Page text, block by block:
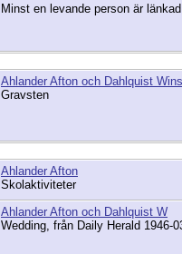
Minst en levande person är
Ahlander Afton och Dahlquist
Gravsten
Ahlander Afton
Skolaktiviteter
Ahlander Afton och Dahlquist W
Wedding, från Daily Herald 1946-